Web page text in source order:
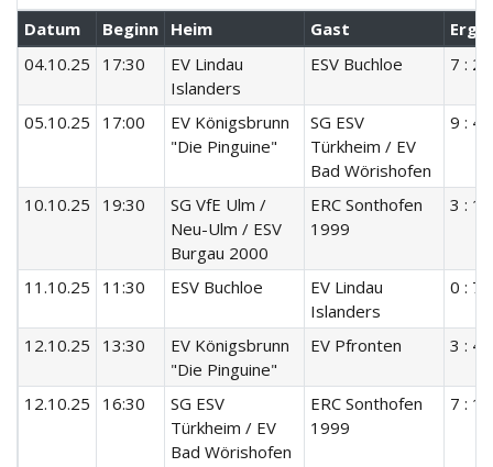
Datum Beginn Heim Gast
04.10.25
17:30
EV Lindau
Islanders
ESV Buchloe 7 : 2
05.10.25 17:00
EV Königsbrunn
"Die Pinguine"
SG ESV
Türkheim / EV
Bad Wörishofen
9 : 4
10.10.25 19:30
SG VfE Ulm /
Neu-Ulm / ESV
Burgau 2000
ERC Sonthofen
1999
3 : 11
11.10.25 11:30 ESV Buchloe
EV Lindau
Islanders
0 : 7
12.10.25 13:30
EV Königsbrunn
"Die Pinguine"
EV Pfronten 3 : 4
12.10.25 16:30
SG ESV
Türkheim / EV
Bad Wörishofen
ERC Sonthofen
1999
7 : 12